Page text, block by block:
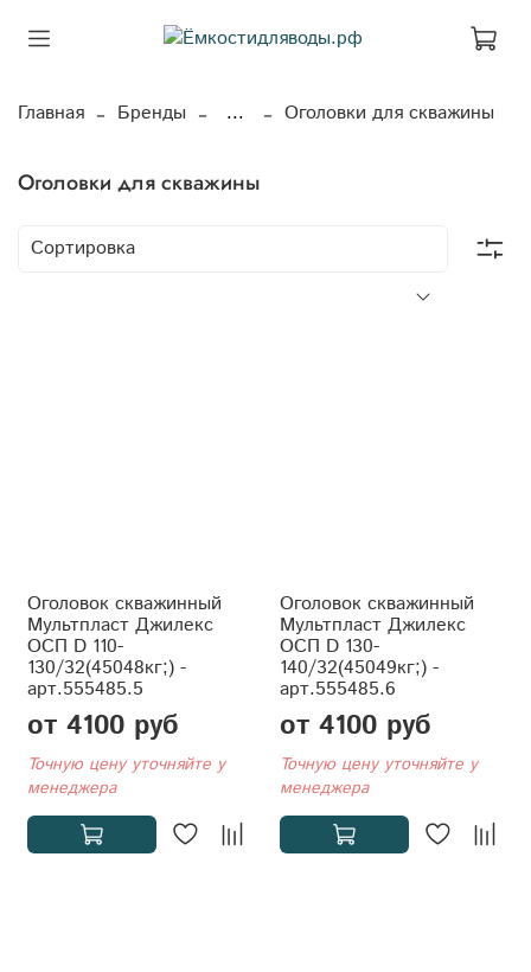
Главная Бренды ... Оголовки для скважины
Оголовки для скважины
Оголовок скважинный
Мультпласт Джилекс
ОСП D 110-
130/32(45048кг;) -
арт.555485.5
от 4100 руб
Точную цену уточняйте у
менеджера
Оголовок скважинный
Мультпласт Джилекс
ОСП D 130-
140/32(45049кг;) -
арт.555485.6
от 4100 руб
Точную цену уточняйте у
менеджера